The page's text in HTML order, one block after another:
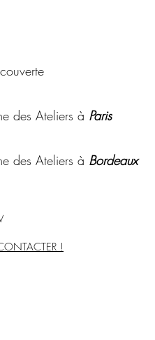
des Ateliers à Paris
des Ateliers à Bordeaux
!